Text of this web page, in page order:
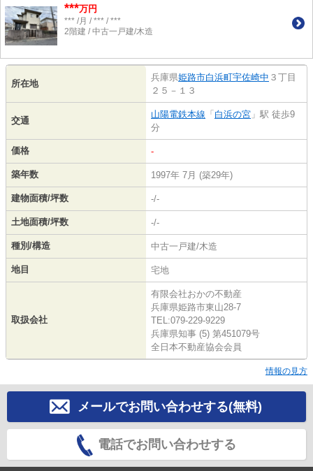
***万円
*** /月 / *** / ***
2階建 / 中古一戸建/木造
所在地
兵庫県姫路市白浜町宇佐崎中 ３丁目
２５－１３
交通
山陽電鉄本線 「 白浜の宮 」駅 徒歩9
分
価格 -
築年数 1997年 7月 (築29年)
建物面積/坪数 -/-
土地面積/坪数 -/-
種別/構造 中古一戸建/木造
地目 宅地
取扱会社
有限会社おかの不動産
兵庫県姫路市東山28-7
TEL:079-229-9229
兵庫県知事 (5) 第451079号
全日本不動産協会会員
情報の見方
メールでお問い合わせする(無料)
電話でお問い合わせする